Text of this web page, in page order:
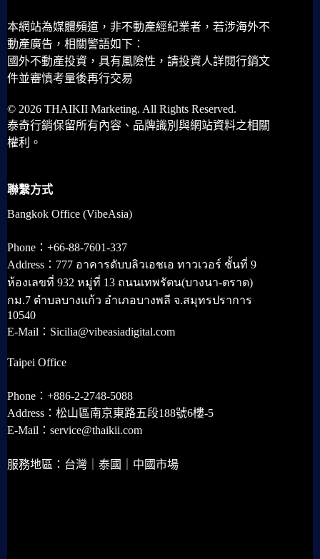
本網站為媒體頻道，非不動產經紀業者，若涉海外不
動產廣告，相關警語如下：
國外不動產投資，具有風險性，請投資人詳閱行銷文
件並審慎考量後再行交易
© 2026 THAIKII Marketing. All Rights Reserved.
泰奇行銷保留所有內容、品牌識別與網站資料之相關
權利。
聯繫方式
Bangkok Office (VibeAsia)
Phone：+66-88-7601-337
Address：777 อาคารดับบลิวเอชเอ ทาวเวอร์ ชั้นที่ 9
ห้องเลขที่ 932 หมู่ที่ 13 ถนนเทพรัตน(บางนา-ตราด)
กม.7 ตำบลบางแก้ว อำเภอบางพลี จ.สมุทรปราการ
10540
E-Mail：Sicilia@vibeasiadigital.com
Taipei Office
Phone：+886-2-2748-5088
Address：松山區南京東路五段188號6樓-5
E-Mail：service@thaikii.com
服務地區：台灣｜泰國｜中國市場